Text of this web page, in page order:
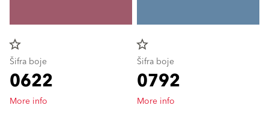
star_border
Šifra boje
0622
More info
star_border
Šifra boje
0792
More info